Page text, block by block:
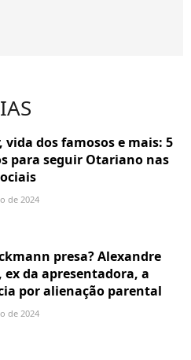
vida dos famosos e mais: 5
para seguir Otariano nas
de 2024
presa? Alexandre
ex da apresentadora, a
por alienação parental
de 2024